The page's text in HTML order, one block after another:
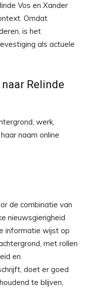
Vos en Xander
Omdat
is het
als actuele
Relinde
werk,
naam online
de combinatie van
nieuwsgierigheid
informatie wijst op
met rollen
en
doet er goed
te blijven,